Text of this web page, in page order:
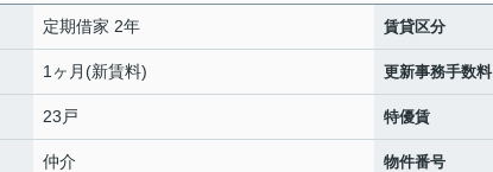
定期借家 2年 賃貸区分
1ヶ月(新賃料) 更新事務手数料
23戸 特優賃
仲介 物件番号